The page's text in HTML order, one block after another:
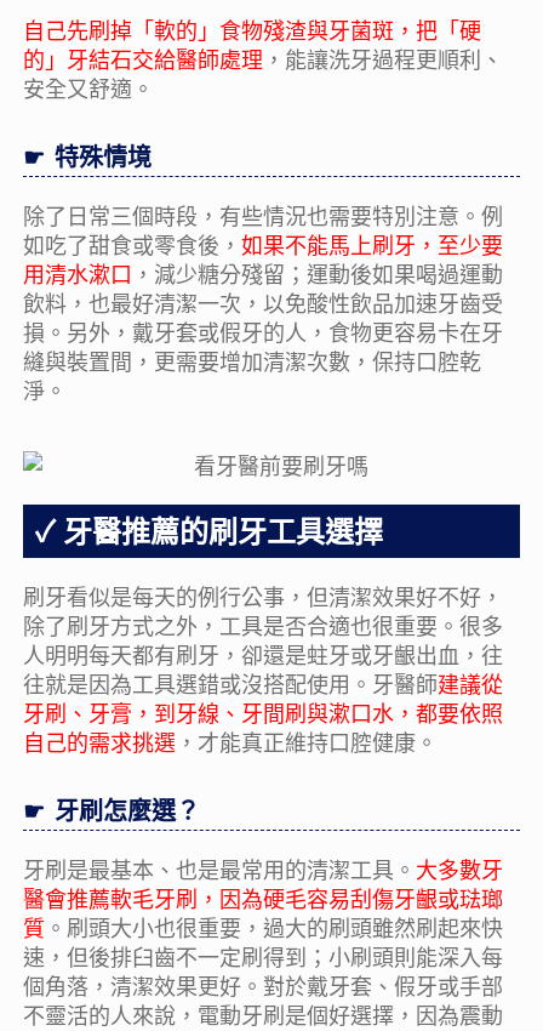
自己先刷掉「軟的」食物殘渣與牙菌斑，把「硬
的」牙結石交給醫師處理 ，能讓洗牙過程更順利、
安全又舒適。
特殊情境
除了日常三個時段，有些情況也需要特別注意。例
如吃了甜食或零食後，如果不能馬上刷牙，至少要
用清水漱口 ，減少糖分殘留；運動後如果喝過運動
飲料，也最好清潔一次，以免酸性飲品加速牙齒受
損。另外，戴牙套或假牙的人，食物更容易卡在牙
縫與裝置間，更需要增加清潔次數，保持口腔乾
淨。
牙醫推薦的刷牙工具選擇
刷牙看似是每天的例行公事，但清潔效果好不好，
除了刷牙方式之外，工具是否合適也很重要。很多
人明明每天都有刷牙，卻還是蛀牙或牙齦出血，往
往就是因為工具選錯或沒搭配使用。牙醫師建議從
牙刷、牙膏，到牙線、牙間刷與漱口水，都要依照
自己的需求挑選 ，才能真正維持口腔健康。
牙刷怎麼選？
牙刷是最基本、也是最常用的清潔工具。 大多數牙
醫會推薦軟毛牙刷，因為硬毛容易刮傷牙齦或琺瑯
質 。刷頭大小也很重要，過大的刷頭雖然刷起來快
速，但後排臼齒不一定刷得到；小刷頭則能深入每
個角落，清潔效果更好。對於戴牙套、假牙或手部
不靈活的人來說，電動牙刷是個好選擇，因為震動